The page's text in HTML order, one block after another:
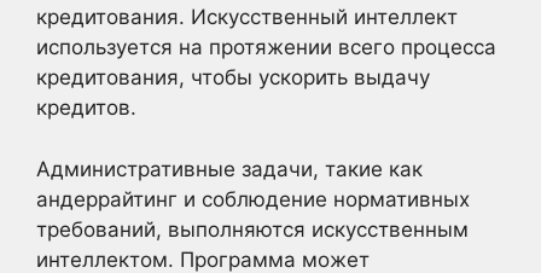
кредитования. Искусственный интеллект
используется на протяжении всего процесса
кредитования, чтобы ускорить выдачу
кредитов.
Административные задачи, такие как
андеррайтинг и соблюдение нормативных
требований, выполняются искусственным
интеллектом. Программа может